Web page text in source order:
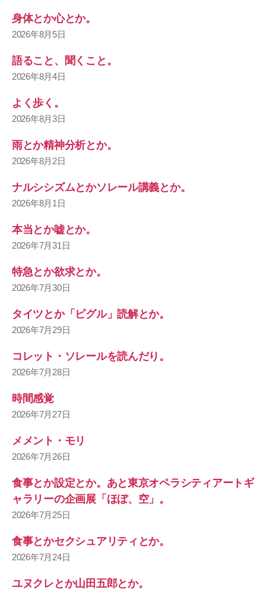
身体とか心とか。
2026年8月5日
語ること、聞くこと。
2026年8月4日
よく歩く。
2026年8月3日
雨とか精神分析とか。
2026年8月2日
ナルシシズムとかソレール講義とか。
2026年8月1日
本当とか嘘とか。
2026年7月31日
特急とか欲求とか。
2026年7月30日
タイツとか「ピグル」読解とか。
2026年7月29日
コレット・ソレールを読んだり。
2026年7月28日
時間感覚
2026年7月27日
メメント・モリ
2026年7月26日
食事とか設定とか。あと東京オペラシティアートギ
ャラリーの企画展「ほぼ、空」。
2026年7月25日
食事とかセクシュアリティとか。
2026年7月24日
ユヌクレとか山田五郎とか。